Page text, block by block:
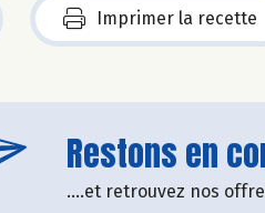
Imprimer la recette
Restons en
....et retrouvez nos